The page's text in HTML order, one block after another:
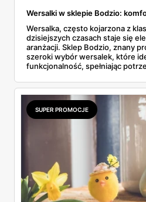
Wersalki w sklepie Bodzio:
Wersalka, często kojarzona z
dzisiejszych czasach staje się
aranżacji. Sklep Bodzio, znany
szeroki wybór wersalek, które
funkcjonalność, spełniając
SUPER PROMOCJE